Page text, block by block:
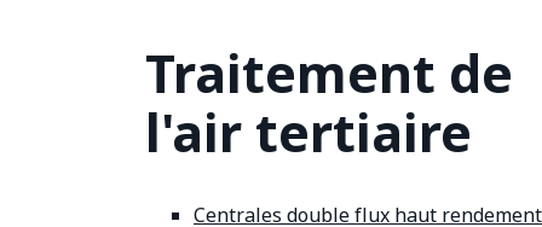
Traitement de
l'air tertiaire
Centrales double flux haut rendement